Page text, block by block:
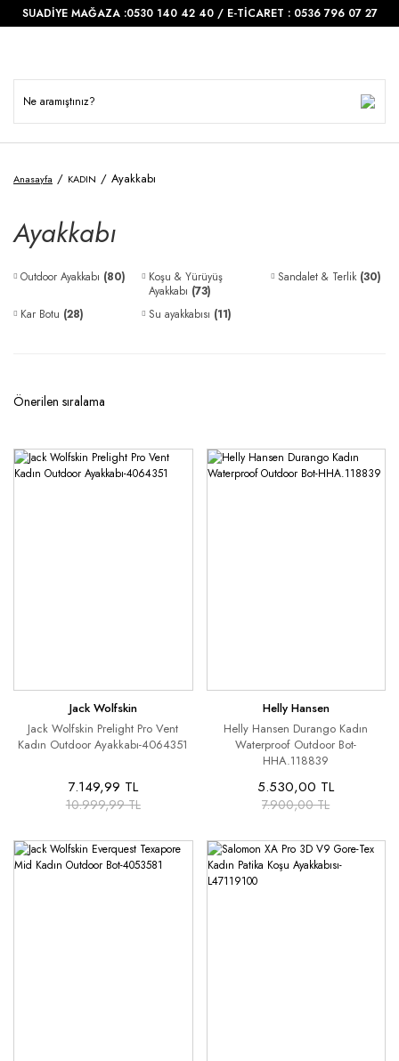
SUADİYE MAĞAZA :0530 140 42 40 / E-TİCARET : 0536 796 07 27
Anasayfa KADIN Ayakkabı
Ayakkabı
Outdoor Ayakkabı (80)
Koşu & Yürüyüş
Ayakkabı (73)
Sandalet & Terlik (30)
Kar Botu (28) Su ayakkabısı (11)
Jack Wolfskin
Jack Wolfskin Prelight Pro Vent
Kadın Outdoor Ayakkabı-4064351
7.149,99 TL
10.999,99 TL
Helly Hansen
Helly Hansen Durango Kadın
Waterproof Outdoor Bot-
HHA.118839
5.530,00 TL
7.900,00 TL